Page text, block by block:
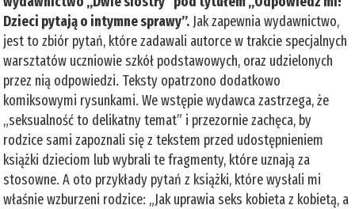
Dzieci pytają o intymne sprawy”. Jak zapewnia wydawnictwo,
jest to zbiór pytań, które zadawali autorce w trakcie specjalnych
warsztatów uczniowie szkół podstawowych, oraz udzielonych
przez nią odpowiedzi. Teksty opatrzono dodatkowo
komiksowymi rysunkami. We wstępie wydawca zastrzega, że
„seksualność to delikatny temat” i przezornie zachęca, by
rodzice sami zapoznali się z tekstem przed udostępnieniem
książki dzieciom lub wybrali te fragmenty, które uznają za
stosowne. A oto przykłady pytań z książki, które wysłali mi
właśnie wzburzeni rodzice: „Jak uprawia seks kobieta z kobietą, a